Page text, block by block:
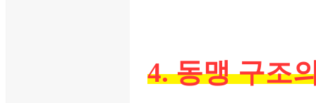
4. 동맹 구조